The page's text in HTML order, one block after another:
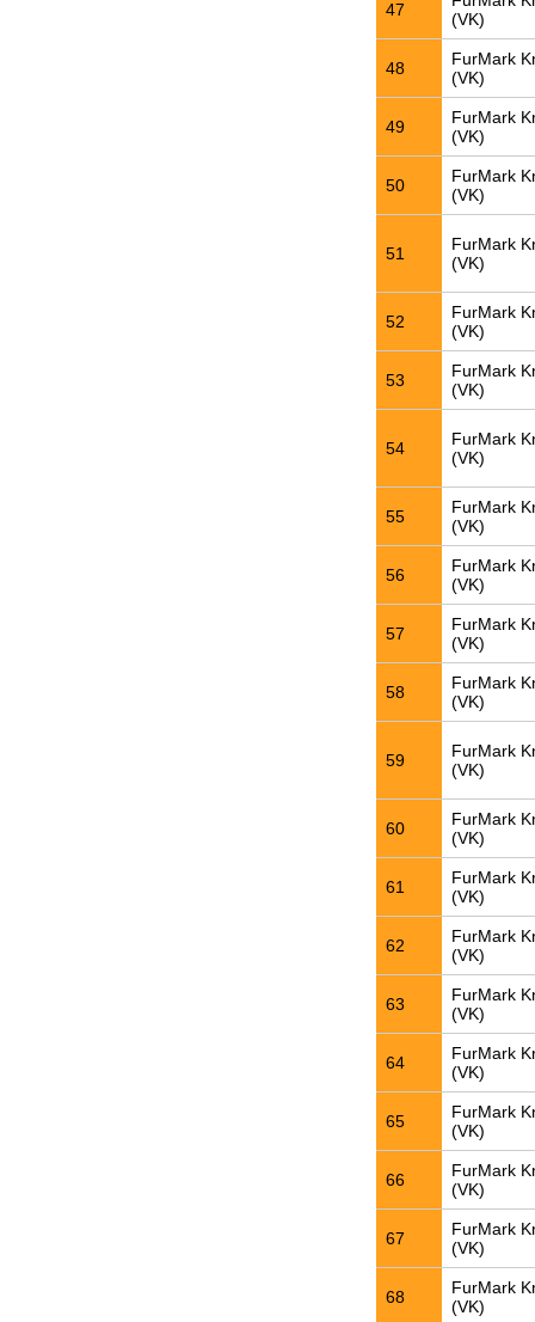
47
(VK)
48
FurMark
(VK)
49
FurMark
(VK)
50
FurMark
(VK)
51
FurMark
(VK)
52
FurMark
(VK)
53
FurMark
(VK)
54
FurMark
(VK)
55
FurMark
(VK)
56
FurMark
(VK)
57
FurMark
(VK)
58
FurMark
(VK)
59
FurMark
(VK)
60
FurMark
(VK)
61
FurMark
(VK)
62
FurMark
(VK)
63
FurMark
(VK)
64
FurMark
(VK)
65
FurMark
(VK)
66
FurMark
(VK)
67
FurMark
(VK)
68
FurMark
(VK)